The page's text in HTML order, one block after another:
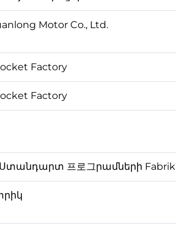
Motor Co., Ltd.
Factory
Factory
프로그րամների Fabrik